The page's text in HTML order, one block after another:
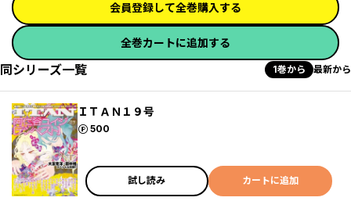
会員登録して全巻購入する
全巻カートに追加する
同シリーズ一覧 1巻から 最新から
ＩＴＡＮ１９号
500
ポイント
試し読み カートに追加